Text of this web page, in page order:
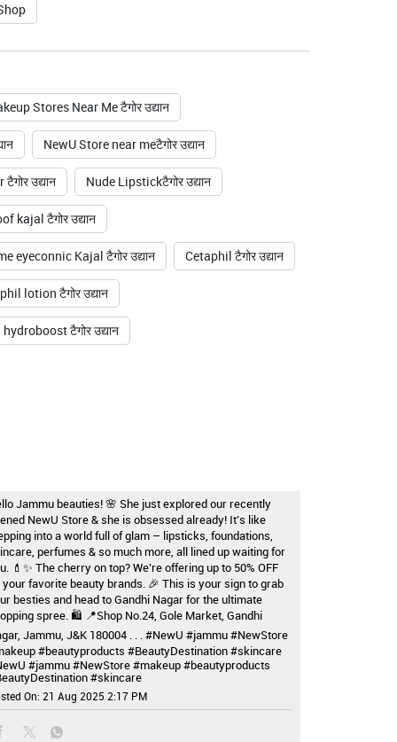
Stores Near Me टैगोर उद्यान
NewU Store near meटैगोर उद्यान
उद्यान Nude Lipstickटैगोर उद्यान
kajal टैगोर उद्यान
eyeconnic Kajal टैगोर उद्यान Cetaphil टैगोर उद्यान
lotion टैगोर उद्यान
टैगोर उद्यान
Jammu beauties! 🌸 She just explored our recently
NewU Store & she is obsessed already! It’s like
into a world full of glam – lipsticks, foundations,
perfumes & so much more, all lined up waiting for
💄✨ The cherry on top? We’re offering up to 50% OFF
your favorite beauty brands. 🎉 This is your sign to grab
besties and head to Gandhi Nagar for the ultimate
spree. 🛍️ 📍Shop No.24, Gole Market, Gandhi
Jammu, J&K 180004 . . . #NewU #jammu #NewStore
#beautyproducts #BeautyDestination #skincare
#jammu#NewStore#makeup#beautyproducts
#skincare
On: 21 Aug 2025 2:17 PM